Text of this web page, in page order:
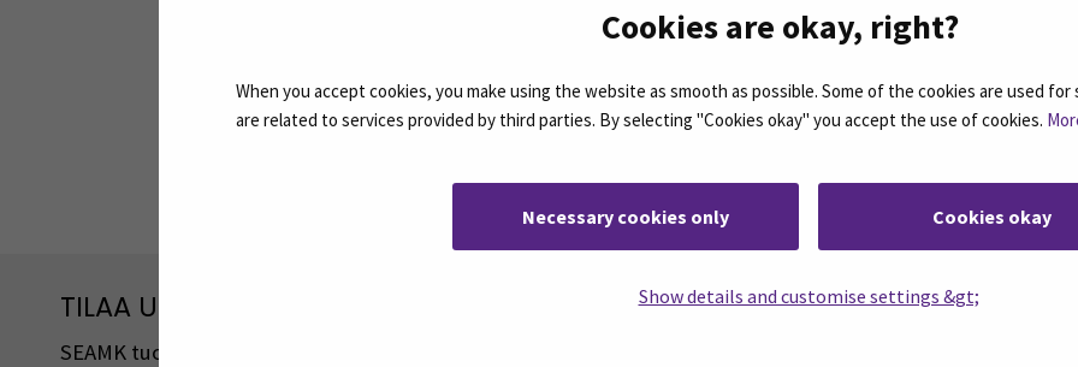
Cookies are okay, right?
When you accept cookies, you make using the website as smooth as possible. Some of the cookies are used
are related to services provided by third parties. By selecting "Cookies okay" you accept the use of cookies.
Necessary cookies only Cookies okay
Show details and customise settings &gt;
toimii Into Seinäjoki Oy, Luonnonvarakeskus ja Helsingin Yliopiston Ruralia-instituutti/
kuuluu Etelä-Pohjanmaan korkeakoulusäätiölle.
TILAA UUTISKIRJEITÄMME
SEAMK tuottaa uutiskirjeitä eri aiheista. Uutiskirjeemme ovat koosteita SEAMKin ajankohtaisista